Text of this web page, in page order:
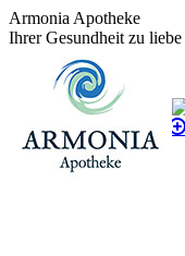
Zum
Inhalt
Armonia Apotheke
Ihrer Gesundheit zu liebe
+43 (0)1 / 48 624 14